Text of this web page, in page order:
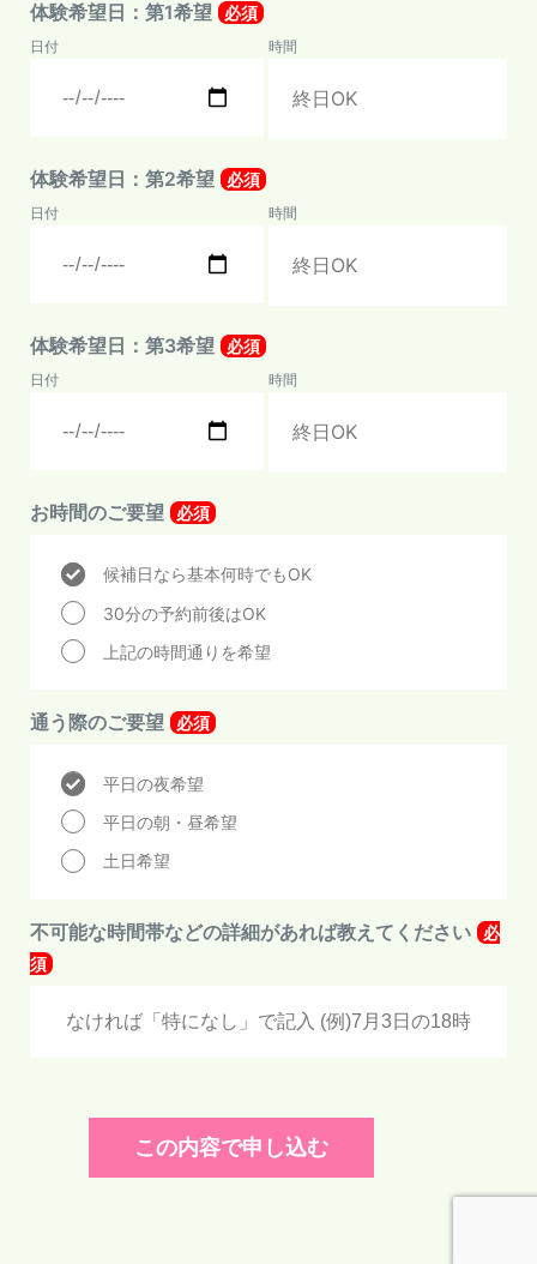
体験希望日：第1希望 必須
日付 時間
体験希望日：第2希望 必須
日付 時間
体験希望日：第3希望 必須
日付 時間
お時間のご要望 必須
候補日なら基本何時でもOK
30分の予約前後はOK
上記の時間通りを希望
通う際のご要望 必須
平日の夜希望
平日の朝・昼希望
土日希望
不可能な時間帯などの詳細があれば教えてください
必
須